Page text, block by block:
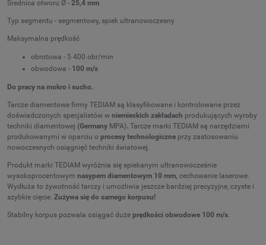
Średnica otworu Ø - 25,4 mm
Typ segmentu - segmentowy, spiek ultranowoczesny
Maksymalna prędkość
obrotowa - 5 400 obr/min
obwodowa - 100 m/s
Do pracy na mokro i sucho.
Tarcze diamentowe firmy TEDIAM są klasyfikowane i kontrolowane przez
doświadczonych specjalistów w niemieckich zakładach produkujących wyroby
techniki diamentowej (Germany MPA). Tarcze marki TEDIAM są narzędziami
produkowanymi w oparciu o procesy technologiczne przy zastosowaniu
nowoczesnych osiągnięć techniki światowej.
Produkt marki TEDIAM wyróżnia się spiekanym ultranowocześnie
wysokoprocentowym nasypem diamentowym 10 mm, cechowanie laserowe.
Wydłuża to żywotność tarczy i umożliwia jeszcze bardziej precyzyjne, czyste i
szybkie cięcie. Zużywa się do samego korpusu!
Stabilny korpus pozwala osiągać duże prędkości obwodowe 100 m/s